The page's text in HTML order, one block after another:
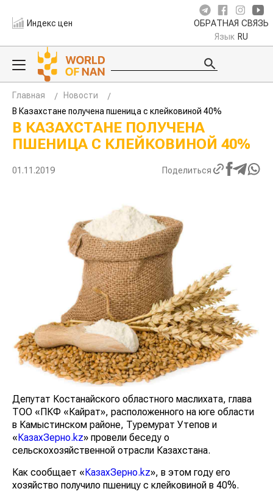
Индекс цен ОБРАТНАЯ СВЯЗЬ
Язык RU
Главная
Новости
В Казахстане получена пшеница с клейковиной 40%
В КАЗАХСТАНЕ ПОЛУЧЕНА
ПШЕНИЦА С КЛЕЙКОВИНОЙ 40%
01.11.2019 Поделиться
Депутат Костанайского областного маслихата, глава
ТОО «ПКФ «Кайрат», расположенного на юге области
в Камыстинском районе, Туремурат Утепов и
«КазахЗерно.kz» провели беседу о
сельскохозяйственной отрасли Казахстана.
Как сообщает «КазахЗерно.kz», в этом году его
хозяйство получило пшеницу с клейковиной в 40%.